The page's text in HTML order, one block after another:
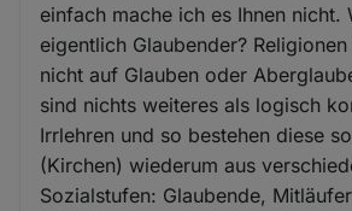
einfach mache ich es Ihnen nicht.
eigentlich Glaubender?
nicht auf Glauben oder
sind nichts weiteres als logisch
Irrlehren und so bestehen diese
(Kirchen) wiederum aus
Sozialstufen: Glaubende,